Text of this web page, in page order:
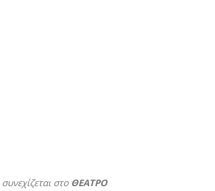
συνεχίζεται στο ΘΕΑΤΡΟ